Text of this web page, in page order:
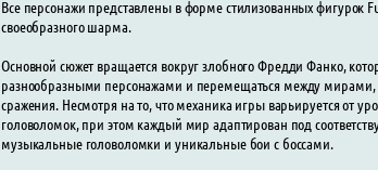
Все персонажи представлены в форме стилизованных фигурок
своеобразного шарма.
Основной сюжет вращается вокруг злобного Фредди Фанко,
разнообразными персонажами и перемещаться между мирами,
сражения. Несмотря на то, что механика игры варьируется от
головоломок, при этом каждый мир адаптирован под
музыкальные головоломки и уникальные бои с боссами.